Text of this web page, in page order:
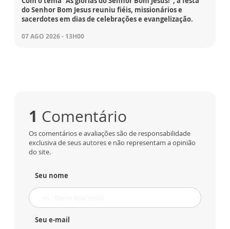
do Senhor Bom Jesus reuniu fiéis, missionários e
sacerdotes em dias de celebrações e evangelização.
07 AGO 2026 - 13H00
1 Comentário
Os comentários e avaliações são de responsabilidade
exclusiva de seus autores e não representam a opinião
do site.
Seu nome
Seu e-mail